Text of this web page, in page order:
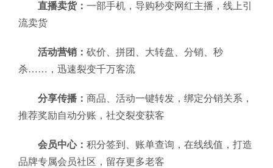
直播卖货： 一部手机，导购秒变网红主播，线上引
流卖货
活动营销： 砍价、拼团、大转盘、分销、秒
杀……，迅速裂变千万客流
分享传播： 商品、活动一键转发，绑定分销关系，
推荐奖励自动分账，社交裂变获客
会员中心： 积分签到、账单查询，在线线值，打造
品牌专属会员社区，留存更多老客